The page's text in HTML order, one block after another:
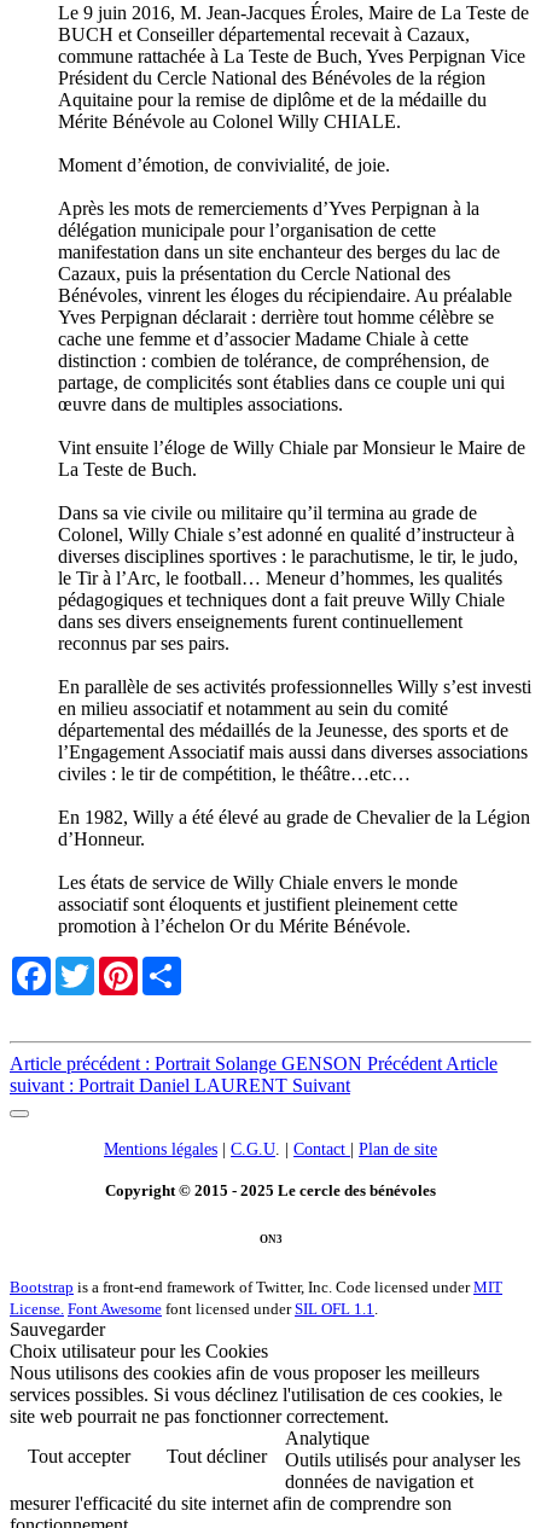
Le 9 juin 2016, M. Jean-Jacques Éroles, Maire de La Teste de
BUCH et Conseiller départemental recevait à Cazaux,
commune rattachée à La Teste de Buch, Yves Perpignan Vice
Président du Cercle National des Bénévoles de la région
Aquitaine pour la remise de diplôme et de la médaille du
Mérite Bénévole au Colonel Willy CHIALE.
Moment d’émotion, de convivialité, de joie.
Après les mots de remerciements d’Yves Perpignan à la
délégation municipale pour l’organisation de cette
manifestation dans un site enchanteur des berges du lac de
Cazaux, puis la présentation du Cercle National des
Bénévoles, vinrent les éloges du récipiendaire. Au préalable
Yves Perpignan déclarait : derrière tout homme célèbre se
cache une femme et d’associer Madame Chiale à cette
distinction : combien de tolérance, de compréhension, de
partage, de complicités sont établies dans ce couple uni qui
œuvre dans de multiples associations.
Vint ensuite l’éloge de Willy Chiale par Monsieur le Maire de
La Teste de Buch.
Dans sa vie civile ou militaire qu’il termina au grade de
Colonel, Willy Chiale s’est adonné en qualité d’instructeur à
diverses disciplines sportives : le parachutisme, le tir, le judo,
le Tir à l’Arc, le football… Meneur d’hommes, les qualités
pédagogiques et techniques dont a fait preuve Willy Chiale
dans ses divers enseignements furent continuellement
reconnus par ses pairs.
En parallèle de ses activités professionnelles Willy s’est investi
en milieu associatif et notamment au sein du comité
départemental des médaillés de la Jeunesse, des sports et de
l’Engagement Associatif mais aussi dans diverses associations
civiles : le tir de compétition, le théâtre…etc…
En 1982, Willy a été élevé au grade de Chevalier de la Légion
d’Honneur.
Les états de service de Willy Chiale envers le monde
associatif sont éloquents et justifient pleinement cette
promotion à l’échelon Or du Mérite Bénévole.
Facebook
TwitterPinterest
Article précédent : Portrait Solange GENSON Précédent Article
suivant : Portrait Daniel LAURENT Suivant
Mentions légales C.G.U Contact Plan de site
Copyright © 2015 - 2025 Le cercle des bénévoles
ON3
Bootstrap is a front-end framework of Twitter, Inc. Code licensed underMIT
License. Font Awesome font licensed underSIL OFL 1.1
Sauvegarder
Choix utilisateur pour les Cookies
Nous utilisons des cookies afin de vous proposer les meilleurs
services possibles. Si vous déclinez l'utilisation de ces cookies, le
site web pourrait ne pas fonctionner correctement.
Tout accepter
Tout décliner
Analytique
Outils utilisés pour analyser les
données de navigation et
mesurer l'efficacité du site internet afin de comprendre son